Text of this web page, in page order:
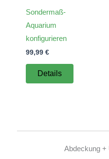
Sondermaß-
Aquarium
konfigurieren
99,99 €
Details
Abdeckung +